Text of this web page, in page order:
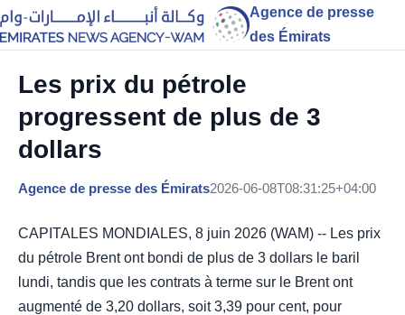
Agence de presse
des Émirats
Les prix du pétrole
progressent de plus de 3
dollars
Agence de presse des Émirats2026-06-08T08:31:25+04:00
CAPITALES MONDIALES, 8 juin 2026 (WAM) -- Les prix
du pétrole Brent ont bondi de plus de 3 dollars le baril
lundi, tandis que les contrats à terme sur le Brent ont
augmenté de 3,20 dollars, soit 3,39 pour cent, pour